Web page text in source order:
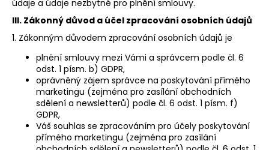
údaje a údaje nezbytné pro plnění smlouvy.
III. Zákonný důvod a účel zpracování osobních údajů
1. Zákonným důvodem zpracování osobních údajů je
plnění smlouvy mezi Vámi a správcem podle čl. 6
odst. 1 písm. b) GDPR,
oprávněný zájem správce na poskytování přímého
marketingu (zejména pro zasílání obchodních
sdělení a newsletterů) podle čl. 6 odst. 1 písm. f)
GDPR,
Váš souhlas se zpracováním pro účely poskytování
přímého marketingu (zejména pro zasílání
č
j
SAUVIGNON
BLANC
ORANGE